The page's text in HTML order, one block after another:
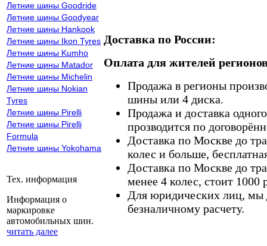
Летние шины Goodride
Летние шины Goodyear
Летние шины Hankook
Летние шины Ikon Tyres
Летние шины Kumho
Летние шины Matador
Летние шины Michelin
Летние шины Nokian
Tyres
Летние шины Pirelli
Летние шины Pirelli
Formula
Летние шины Yokohama
Тех. информация
Информация о
маркировке
автомобильных шин.
читать далее
Доставка по России:
Оплата для жителей
Продажа в регионы
шины или 4 диска.
Продажа и доставка
прозводится по
Доставка по Москве до
колес и больше,
Доставка по Москве до
менее 4 колес, стоит 1000
Для юридических лиц, мы
безналичному расчету.